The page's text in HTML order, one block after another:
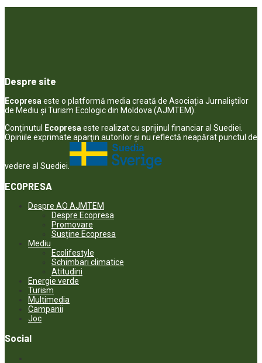
Despre site
Ecopresa este o platformă media creată de Asociația Jurnaliștilor
de Mediu și Turism Ecologic din Moldova (AJMTEM).
Conținutul
Ecopresa este realizat cu sprijinul financiar al Suediei.
Opiniile exprimate aparţin autorilor şi nu reflectă neapărat punctul de
vedere al Suediei.
ECOPRESA
Despre AO AJMTEM
Despre Ecopresa
Promovare
Susține Ecopresa
Mediu
Ecolifestyle
Schimbari climatice
Atitudini
Energie verde
Turism
Multimedia
Campanii
Joc
Social